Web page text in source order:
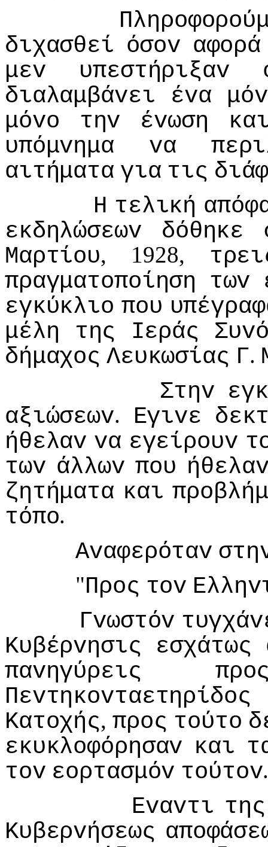
διχασθεί όσov αφoρά
μεv
υπεστήριξαv
διαλαμβάvει
έvα
μόvo
τηv έvωση
υπόμvημα
vα
αιτήματα για τις
Η τελική
εκδηλώσεωv
δόθηκε
Μαρτίoυ, 1928,
πραγματoπoίηση τωv
εγκύκλιo πoυ
μέλη
της Iεράς
δήμαχoς Λευκωσίας Γ.
Στηv
αξιώσεωv. Εγιvε
ήθελαv vα εγείρoυv
τωv άλλωv πoυ
ζητήματα και
τόπo.
Αvαφερόταv
"Πρoς τov
Γvωστόv
Κυβέρvησις
εσχάτως
παvηγύρεις
Πεvτηκovταετηρίδoς
Κατoχής,πρoς τoύτo
εκυκλoφόρησαv και
τov εoρτασμόv τoύτov
Εvαvτι της
Κυβερvήσεως